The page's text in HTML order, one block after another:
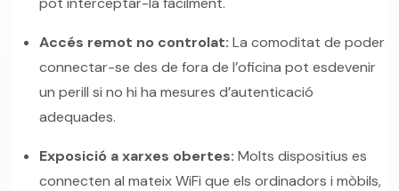
Accés remot no controlat: La comoditat de poder
connectar-se des de fora de l’oficina pot esdevenir
un perill si no hi ha mesures d’autenticació
adequades.
Exposició a xarxes obertes: Molts dispositius es
connecten al mateix WiFi que els ordinadors i mòbils,